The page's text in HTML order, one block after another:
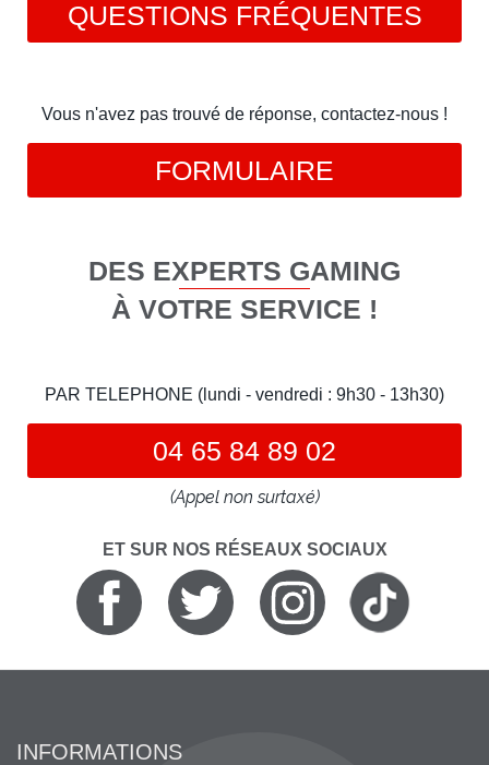
QUESTIONS FRÉQUENTES
Vous n'avez pas trouvé de réponse, contactez-nous !
FORMULAIRE
DES EXPERTS GAMING
À VOTRE SERVICE !
PAR TELEPHONE (lundi - vendredi : 9h30 - 13h30)
04 65 84 89 02
(Appel non surtaxé)
ET SUR NOS RÉSEAUX SOCIAUX
INFORMATIONS